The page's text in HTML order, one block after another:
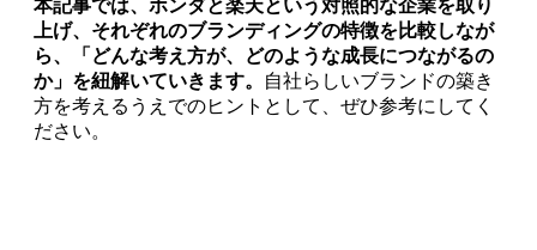
本記事では、ホンダと楽天という対照的な企業を取り
上げ、それぞれのブランディングの特徴を比較しなが
ら、「どんな考え方が、どのような成長につながるの
か」を紐解いていきます。
自社らしいブランドの築き
方を考えるうえでのヒントとして、ぜひ参考にしてく
ださい。